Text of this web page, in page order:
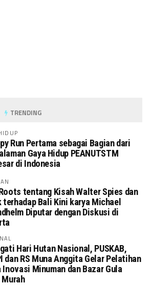
TRENDING
Run Pertama sebagai Bagian dari
Gaya Hidup PEANUTSTM
di Indonesia
tentang Kisah Walter Spies dan
Bali Kini karya Michael
Diputar dengan Diskusi di
Hari Hutan Nasional, PUSKAB,
dan RS Muna Anggita Gelar Pelatihan
Inovasi Minuman dan Bazar Gula